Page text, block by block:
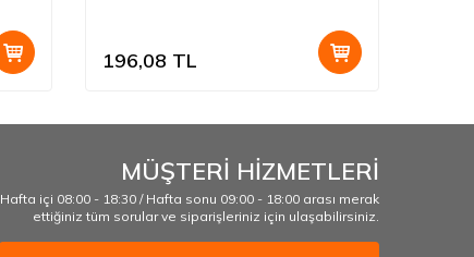
196,08 TL
MÜŞTERİ HİZMETLERİ
Hafta içi 08:00 - 18:30 / Hafta sonu 09:00 - 18:00 arası merak
ettiğiniz tüm sorular ve siparişleriniz için ulaşabilirsiniz.